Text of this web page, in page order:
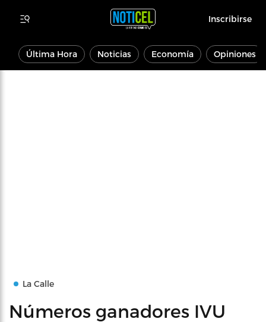
Inscribirse
Última Hora Noticias Economía Opiniones
La Calle
Números ganadores IVU